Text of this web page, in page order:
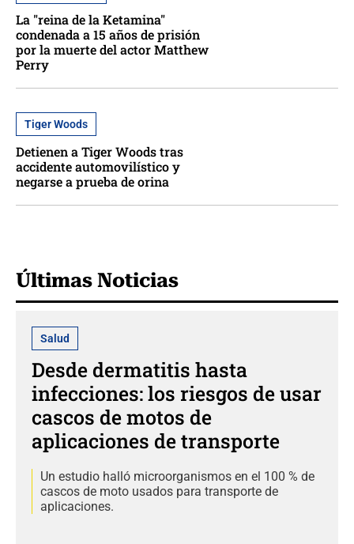
La "reina de la Ketamina"
condenada a 15 años de prisión
por la muerte del actor Matthew
Perry
Tiger Woods
Detienen a Tiger Woods tras
accidente automovilístico y
negarse a prueba de orina
Últimas Noticias
Salud
Desde dermatitis hasta
infecciones: los riesgos de usar
cascos de motos de
aplicaciones de transporte
Un estudio halló microorganismos en el 100 % de
cascos de moto usados para transporte de
aplicaciones.